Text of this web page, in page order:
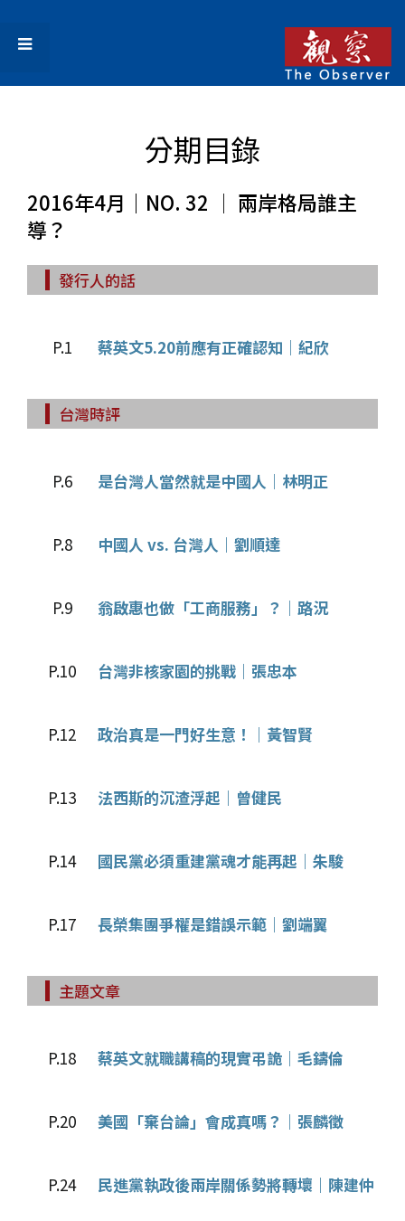
分期目錄
2016年4月｜NO. 32 │ 兩岸格局誰主
導？
發行人的話
P.1 蔡英文5.20前應有正確認知｜紀欣
台灣時評
P.6 是台灣人當然就是中國人｜林明正
P.8 中國人 vs. 台灣人｜劉順達
P.9 翁啟惠也做「工商服務」？｜路況
P.10 台灣非核家園的挑戰｜張忠本
P.12 政治真是一門好生意！｜黃智賢
P.13 法西斯的沉渣浮起｜曾健民
P.14 國民黨必須重建黨魂才能再起｜朱駿
P.17 長榮集團爭權是錯誤示範｜劉端翼
主題文章
P.18 蔡英文就職講稿的現實弔詭｜毛鑄倫
P.20 美國「棄台論」會成真嗎？｜張麟徵
P.24 民進黨執政後兩岸關係勢將轉壞｜陳建仲